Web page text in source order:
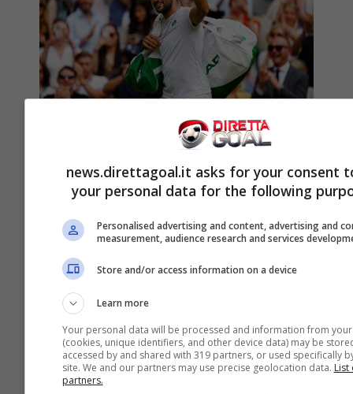
Djokovic-Berrettini streaming,
come vedere la partita
10 Luglio 2021
news.direttagoal.it asks for your consent
your personal data for the following
Personalised advertising and content, advertising and
measurement, audience research and services
Store and/or access information on a device
Learn more
Your personal data will be processed and information from
(cookies, unique identifiers, and other device data) may be
accessed by and shared with 319 partners, or used specifically
site. We and our partners may use precise geolocation data. List
partners.